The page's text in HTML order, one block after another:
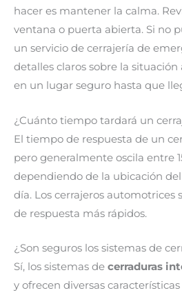
hacer es mantener la calma.
ventana o puerta abierta. Si no
un servicio de cerrajería de
detalles claros sobre la situación
en un lugar seguro hasta que
¿Cuánto tiempo tardará un
El tiempo de respuesta de un
pero generalmente oscila entre
dependiendo de la ubicación
día. Los cerrajeros automotrices
de respuesta más rápidos.
¿Son seguros los sistemas de
Sí, los sistemas de cerraduras
y ofrecen diversas